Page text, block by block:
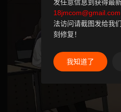
发任意信息到获得最
18jmcom@gmail.com
法访问请截图发给我
刻修复！
我知道了